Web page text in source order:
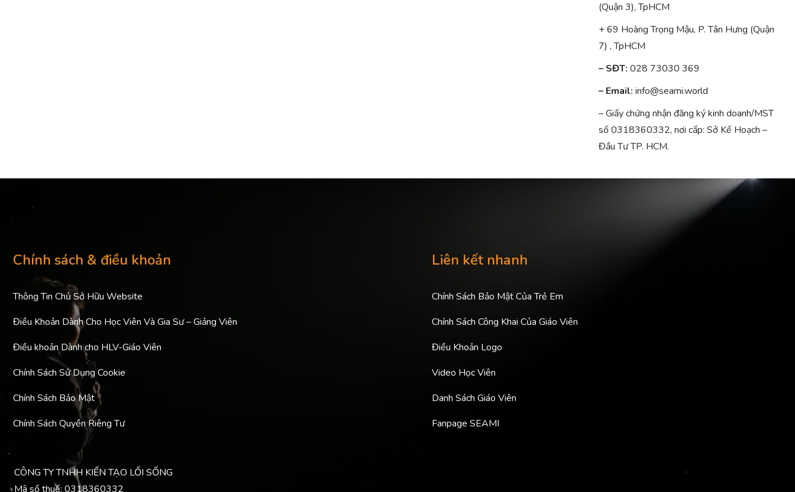
(Quận 3), TpHCM
+ 69 Hoàng Trọng Mậu, P. Tân Hưng (Quận
7) , TpHCM
– SĐT: 028 73030 369
– Email: info@seami.world
– Giấy chứng nhận đăng ký kinh doanh/MST
số 0318360332, nơi cấp: Sở Kế Hoạch –
Đầu Tư TP. HCM.
Chính sách & điều khoản
Thông Tin Chủ Sở Hữu Website
Điều Khoản Dành Cho Học Viên Và Gia Sư – Giảng Viên
Điều khoản Dành cho HLV-Giáo Viên
Chính Sách Sử Dụng Cookie
Chính Sách Bảo Mật
Chính Sách Quyền Riêng Tư
Liên kết nhanh
Chính Sách Bảo Mật Của Trẻ Em
Chính Sách Công Khai Của Giáo Viên
Điều Khoản Logo
Video Học Viên
Danh Sách Giáo Viên
Fanpage SEAMI
CÔNG TY TNHH KIẾN TẠO LỐI SỐNG
Mã số thuế: 0318360332